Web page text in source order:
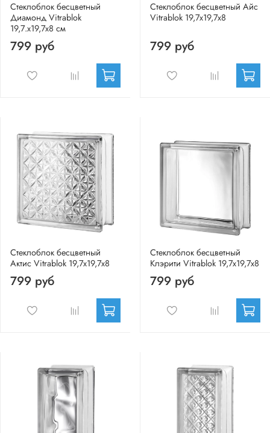
Стеклоблок бесцветный
Диамонд Vitrablok
19,7.x19,7x8 см
799 руб
Стеклоблок бесцветный Айс
Vitrablok 19,7x19,7x8
799 руб
Стеклоблок бесцветный
Актис Vitrablok 19,7x19,7x8
799 руб
Стеклоблок бесцветный
Клэрити Vitrablok 19,7x19,7x8
799 руб